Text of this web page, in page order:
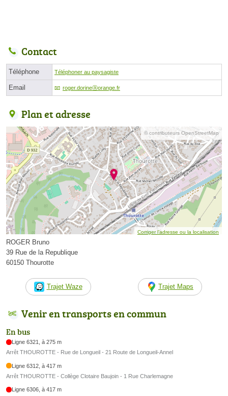
Contact
Téléphone Téléphoner au paysagiste
Email roger.dorineⓐorange.fr
Plan et adresse
© contributeurs OpenStreetMap
Corriger l’adresse ou la localisation
ROGER Bruno
39 Rue de la Republique
60150 Thourotte
Trajet Waze Trajet Maps
Venir en transports en commun
En bus
Ligne 6321, à 275 m
Arrêt THOUROTTE - Rue de Longueil - 21 Route de Longueil-Annel
Ligne 6312, à 417 m
Arrêt THOUROTTE - Collège Clotaire Baujoin - 1 Rue Charlemagne
Ligne 6306, à 417 m